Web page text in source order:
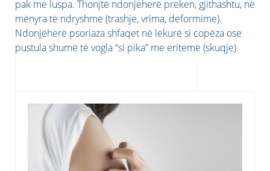
pak me luspa. Thonjtë ndonjëherë preken, gjithashtu, në
mënyra të ndryshme (trashje, vrima, deformime).
Ndonjëherë psoriaza shfaqet në lëkurë si copëza ose
pustula shumë të vogla “si pika” me eritemë (skuqje).